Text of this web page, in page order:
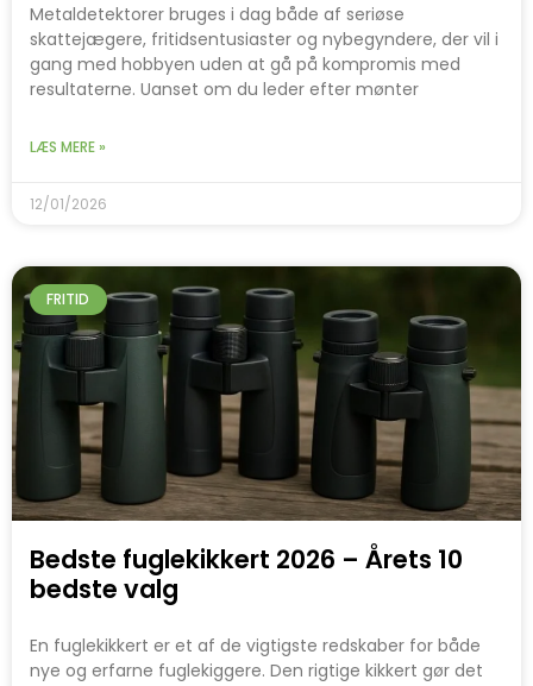
Metaldetektorer bruges i dag både af seriøse
skattejægere, fritidsentusiaster og nybegyndere, der vil i
gang med hobbyen uden at gå på kompromis med
resultaterne. Uanset om du leder efter mønter
LÆS MERE »
12/01/2026
FRITID
Bedste fuglekikkert 2026 – Årets 10
bedste valg
En fuglekikkert er et af de vigtigste redskaber for både
nye og erfarne fuglekiggere. Den rigtige kikkert gør det